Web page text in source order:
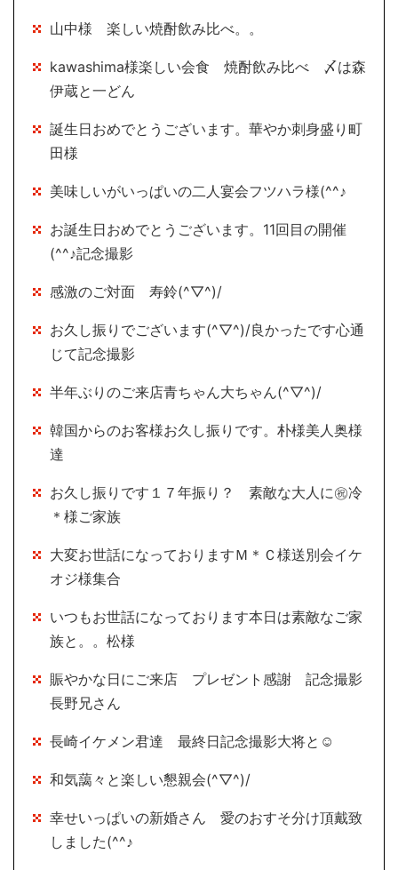
山中様 楽しい焼酎飲み比べ。。
kawashima様楽しい会食 焼酎飲み比べ 〆は森
伊蔵と一どん
誕生日おめでとうございます。華やか刺身盛り町
田様
美味しいがいっぱいの二人宴会フツハラ様(^^♪
お誕生日おめでとうございます。11回目の開催
(^^♪記念撮影
感激のご対面 寿鈴(^▽^)/
お久し振りでございます(^▽^)/良かったです心通
じて記念撮影
半年ぶりのご来店青ちゃん大ちゃん(^▽^)/
韓国からのお客様お久し振りです。朴様美人奥様
達
お久し振りです１７年振り？ 素敵な大人に㊗冷
＊様ご家族
大変お世話になっておりますＭ＊Ｃ様送別会イケ
オジ様集合
いつもお世話になっております本日は素敵なご家
族と。。松様
賑やかな日にご来店 プレゼント感謝 記念撮影
長野兄さん
長崎イケメン君達 最終日記念撮影大将と☺
和気藹々と楽しい懇親会(^▽^)/
幸せいっぱいの新婚さん 愛のおすそ分け頂戴致
しました(^^♪